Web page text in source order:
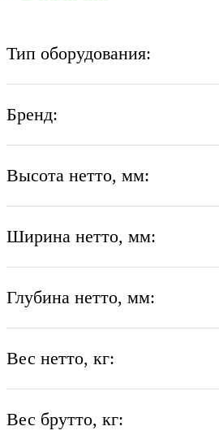
Тип оборудования:
Бренд:
Высота нетто, мм:
Ширина нетто, мм:
Глубина нетто, мм:
Вес нетто, кг:
Вес брутто, кг: